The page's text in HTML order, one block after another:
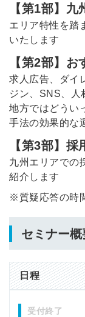
【第1部】
エリア特性を踏
いたします
【第2部】
求人広告、ダイ
ジン、SNS、
地方ではどうい
手法の効果的な
【第3部】
九州エリアでの
紹介します
※質疑応答の時
セミナー概
日程
受付終了